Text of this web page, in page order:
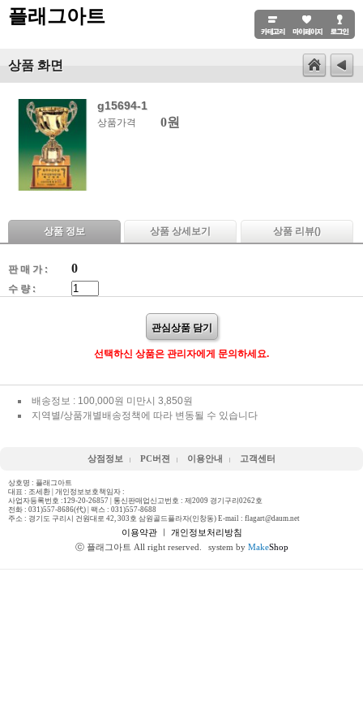
플래그아트
상품 화면
g15694-1
상품가격 0원
상품 정보 상품 상세보기 상품 리뷰()
판 매 가 : 0
수 량 :
관심상품 담기
선택하신 상품은 관리자에게 문의하세요.
배송정보 : 100,000원 미만시 3,850원
지역별/상품개별배송정책에 따라 변동될 수 있습니다
상점정보 PC버젼 이용안내 고객센터
상호명 : 플래그아트
대표 : 조세환 | 개인정보보호책임자 :
사업자등록번호 :129-20-26857 | 통신판매업신고번호 : 제2009 경기구리0262호
전화 : 031)557-8686(代) | 팩스 : 031)557-8688
주소 : 경기도 구리시 건원대로 42, 303호 삼원골드플라자(인창동) E-mail : flagart@daum.net
이용약관ㅣ 개인정보처리방침
ⓒ 플래그아트 All right reserved.
system by MakeShop